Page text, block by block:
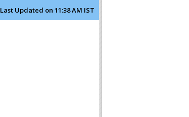
Last Updated on 11:38 AM IST